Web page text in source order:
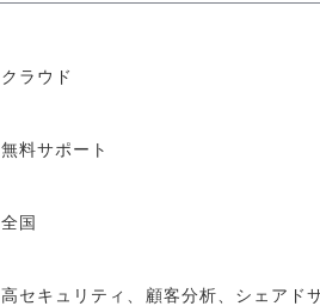
クラウド
無料サポート
全国
高セキュリティ、顧客分析、シェアド